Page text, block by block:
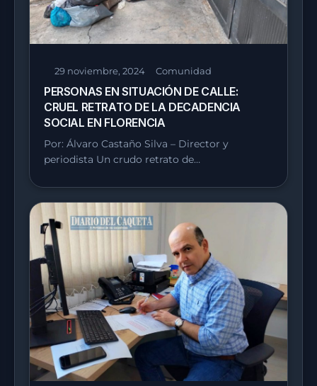
29 noviembre, 2024 Comunidad
PERSONAS EN SITUACIÓN DE CALLE:
CRUEL RETRATO DE LA DECADENCIA
SOCIAL EN FLORENCIA
Por: Álvaro Castaño Silva – Director y
periodista Un crudo retrato de…